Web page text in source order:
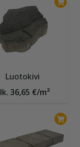
Luotokivi
36,65 €/m²